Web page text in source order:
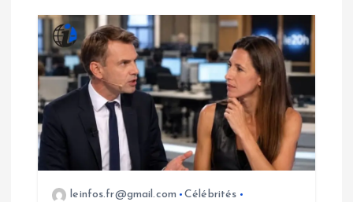
leinfos.fr@gmail.com
Célébrités